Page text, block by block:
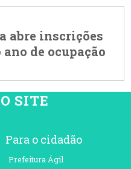
abre inscrições
de ocupação
SITE
Para o cidadão
Prefeitura Ágil